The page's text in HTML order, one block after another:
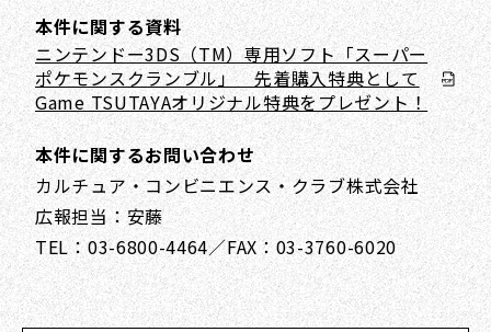
本件に関する資料
ニンテンドー3DS（TM）専用ソフト「スーパー
ポケモンスクランブル」 先着購入特典として
Game TSUTAYAオリジナル特典をプレゼント！
本件に関するお問い合わせ
カルチュア・コンビニエンス・クラブ株式会社
広報担当：安藤
TEL：03-6800-4464／FAX：03-3760-6020